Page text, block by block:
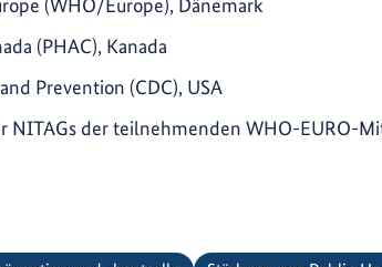
(WHO/Europe), Dänemark
(PHAC), Kanada
Prevention (CDC), USA
NITAGs der teilnehmenden WHO-EURO-